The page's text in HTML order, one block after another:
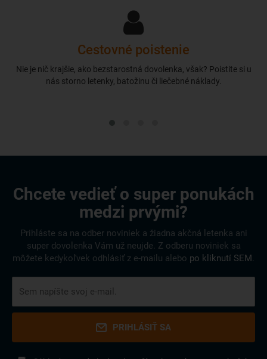
Cestovné poistenie
Nie je nič krajšie, ako bezstarostná dovolenka, však? Poistite si u
nás storno letenky, batožinu či liečebné náklady.
Chcete vedieť o super ponukách
medzi prvými?
Prihláste sa na odber noviniek a žiadna akčná letenka ani
super dovolenka Vám už neujde. Z odberu noviniek sa
môžete kedykoľvek odhlásiť z e-mailu alebo po kliknutí SEM.
PRIHLÁSIŤ SA